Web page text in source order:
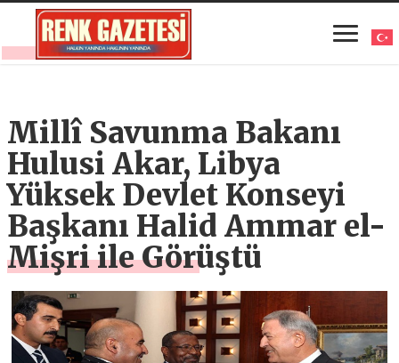
Millî Savunma Bakanı
Hulusi Akar, Libya
Yüksek Devlet Konseyi
Başkanı Halid Ammar el-
Mişri ile Görüştü